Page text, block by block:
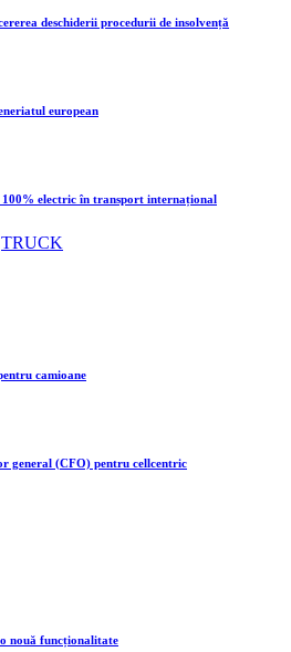
deschiderii procedurii de insolvență
european
electric în transport internațional
TRUCK
camioane
general (CFO) pentru cellcentric
nouă funcționalitate